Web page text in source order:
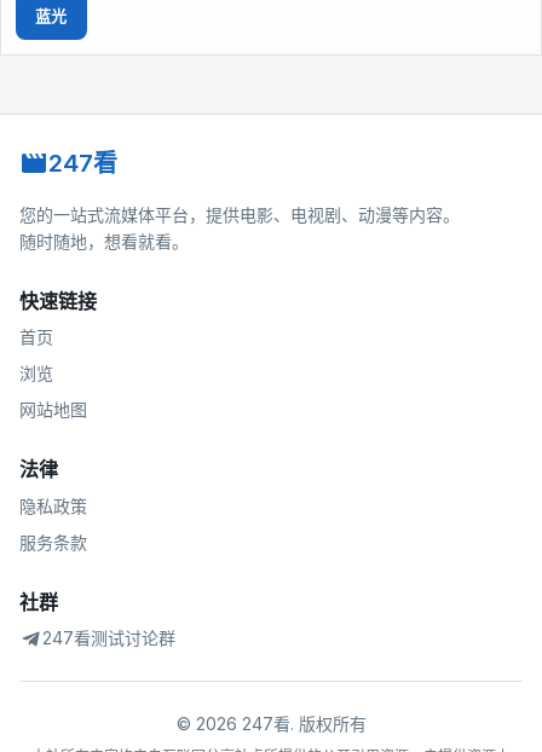
蓝光
247看
您的一站式流媒体平台，提供电影、电视剧、动漫等内容。
随时随地，想看就看。
快速链接
首页
浏览
网站地图
法律
隐私政策
服务条款
社群
247看测试讨论群
© 2026 247看. 版权所有